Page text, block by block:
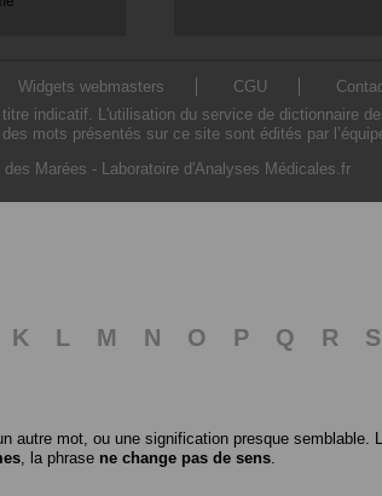
Widgets webmasters CGU
indicatif. L'utilisation du service de dictionnaire
mots présentés sur ce site sont édités par
des Marées - Laboratoire d'Analyses Médicales.fr
K L M N O P Q R S
autre mot, ou une signification presque semblable.
, la phrase ne change pas de sens